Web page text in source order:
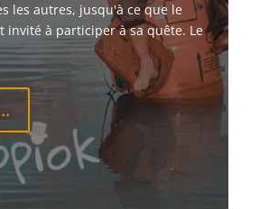
les autres, jusqu'à ce que le
invité à participer à sa quête. Le